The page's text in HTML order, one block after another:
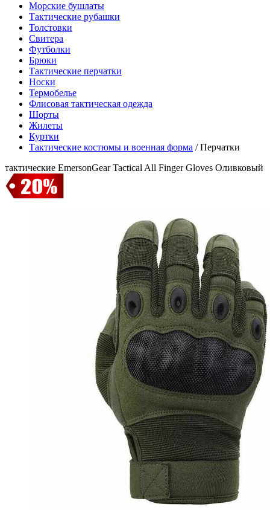
Морские бушлаты
Тактические рубашки
Толстовки
Свитера
Футболки
Брюки
Тактические перчатки
Носки
Термобелье
Флисовая тактическая одежда
Шорты
Жилеты
Куртки
Тактические костюмы и военная форма /Перчатки
тактические EmersonGear Tactical All Finger Gloves Оливковый